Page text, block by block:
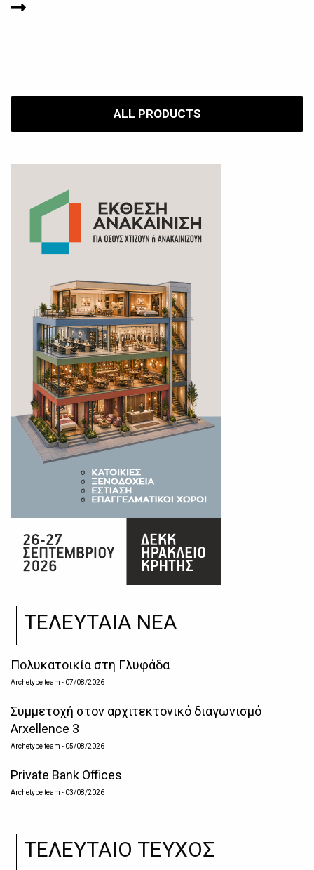
ALL PRODUCTS
ΤΕΛΕΥΤΑΙΑ ΝΕΑ
Πολυκατοικία στη Γλυφάδα
Archetype team - 07/08/2026
Συμμετοχή στον αρχιτεκτονικό διαγωνισμό
Arxellence 3
Archetype team - 05/08/2026
Private Bank Offices
Archetype team - 03/08/2026
ΤΕΛΕΥΤΑΙΟ ΤΕΥΧΟΣ